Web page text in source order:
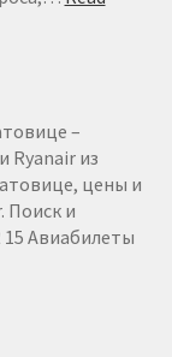
–
Ryanair из
цены и
Поиск и
Авиабилеты